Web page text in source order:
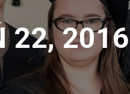
22, 2016